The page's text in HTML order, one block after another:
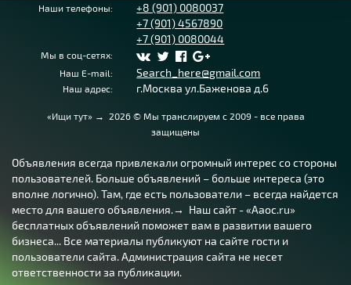
Наши телефоны:
+8 (901) 0080037
+7 (901) 4567890
+7 (901) 0080044
Мы в соц-сетях:
Наш E-mail:
Search_here@gmail.com
Наш адрес: г.Москва ул.Баженова д.6
«Ищи тут» → 2026© Мы транслируем с 2009 - все права
защищены
Объявления всегда привлекали огромный интерес со стороны
пользователей. Больше объявлений – больше интереса (это
вполне логично). Там, где есть пользователи – всегда найдется
место для вашего объявления.→ Наш сайт - «Aaoc.ru»
бесплатных объявлений поможет вам в развитии вашего
бизнеса... Все материалы публикуют на сайте гости и
пользователи сайта. Администрация сайта не несет
ответственности за публикации.